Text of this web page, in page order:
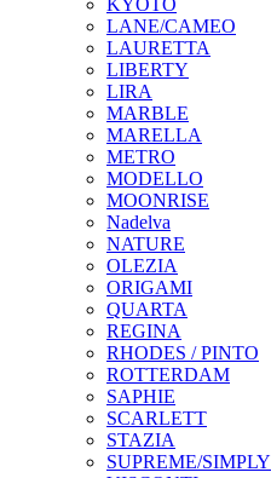
KYOTO
LANE/CAMEO
LAURETTA
LIBERTY
LIRA
MARBLE
MARELLA
METRO
MODELLO
MOONRISE
Nadelva
NATURE
OLEZIA
ORIGAMI
QUARTA
REGINA
RHODES / PINTO
ROTTERDAM
SAPHIE
SCARLETT
STAZIA
SUPREME/SIMPLY